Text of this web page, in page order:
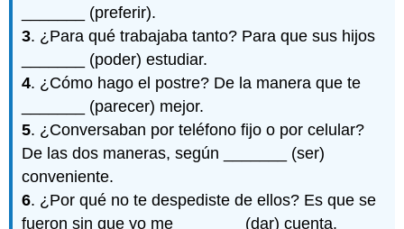
_______ (preferir).
3. ¿Para qué trabajaba tanto? Para que sus hijos
_______ (poder) estudiar.
4. ¿Cómo hago el postre? De la manera que te
_______ (parecer) mejor.
5. ¿Conversaban por teléfono fijo o por celular?
De las dos maneras, según _______ (ser)
conveniente.
6. ¿Por qué no te despediste de ellos? Es que se
fueron sin que yo me _______ (dar) cuenta.